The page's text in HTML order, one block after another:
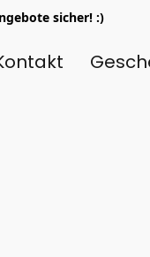
sicher! :)